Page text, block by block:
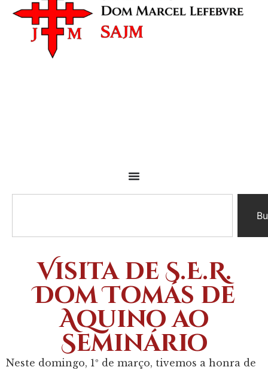
Visita de S.E.R.
Dom Tomás de
Aquino ao
Seminário
Neste domingo, 1º de março, tivemos a honra de